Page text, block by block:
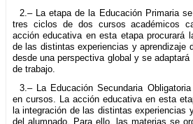
2.– La etapa de la Educación Primaria
tres ciclos de dos cursos académicos
acción educativa en esta etapa procurará
de las distintas experiencias y aprendizaje
desde una perspectiva global y se
de trabajo.
3.– La Educación Secundaria
en cursos. La acción educativa en esta
la integración de las distintas experiencias
del alumnado. Para ello, las materias se